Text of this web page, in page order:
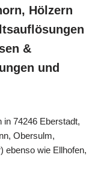
Hölzern
&
und
in 74246 Eberstadt,
Obersulm,
ebenso wie Ellhofen,